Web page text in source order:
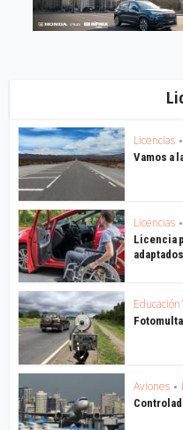
Licencias •
Vamos a
Licencias •
Licencia
adaptados
Educación
Aviones •